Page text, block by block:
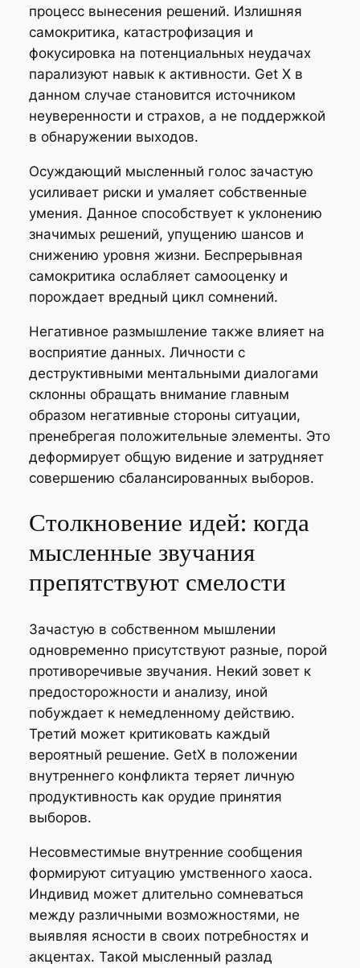
процесс вынесения решений. Излишняя
самокритика, катастрофизация и
фокусировка на потенциальных неудачах
парализуют навык к активности. Get X в
данном случае становится источником
неуверенности и страхов, а не поддержкой
в обнаружении выходов.
Осуждающий мысленный голос зачастую
усиливает риски и умаляет собственные
умения. Данное способствует к уклонению
значимых решений, упущению шансов и
снижению уровня жизни. Беспрерывная
самокритика ослабляет самооценку и
порождает вредный цикл сомнений.
Негативное размышление также влияет на
восприятие данных. Личности с
деструктивными ментальными диалогами
склонны обращать внимание главным
образом негативные стороны ситуации,
пренебрегая положительные элементы. Это
деформирует общую видение и затрудняет
совершению сбалансированных выборов.
Столкновение идей: когда
мысленные звучания
препятствуют смелости
Зачастую в собственном мышлении
одновременно присутствуют разные, порой
противоречивые звучания. Некий зовет к
предосторожности и анализу, иной
побуждает к немедленному действию.
Третий может критиковать каждый
вероятный решение. GetX в положении
внутреннего конфликта теряет личную
продуктивность как орудие принятия
выборов.
Несовместимые внутренние сообщения
формируют ситуацию умственного хаоса.
Индивид может длительно сомневаться
между различными возможностями, не
выявляя ясности в своих потребностях и
акцентах. Такой мысленный разлад